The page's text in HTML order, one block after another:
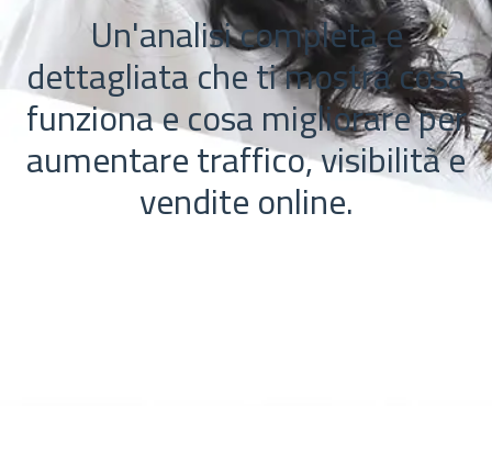
Un'analisi completa e
dettagliata che ti mostra cosa
funziona e cosa migliorare per
aumentare traffico, visibilità e
vendite online.